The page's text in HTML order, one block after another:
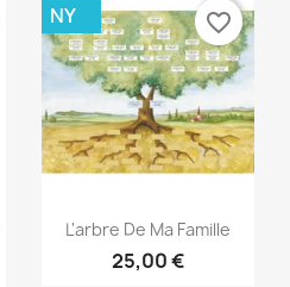
 Snabbvy
L'arbre De Ma Famille
25,00 €
NY favorite_border